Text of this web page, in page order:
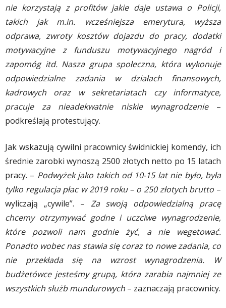
nie korzystają z profitów jakie daje ustawa o Policji,
takich jak m.in. wcześniejsza emerytura, wyższa
odprawa, zwroty kosztów dojazdu do pracy, dodatki
motywacyjne z funduszu motywacyjnego nagród i
zapomóg itd. Nasza grupa społeczna, która wykonuje
odpowiedzialne zadania w działach finansowych,
kadrowych oraz w sekretariatach czy informatyce,
pracuje za nieadekwatnie niskie wynagrodzenie–
podkreślają protestujący.
Jak wskazują cywilni pracownicy świdnickiej komendy, ich
średnie zarobki wynoszą 2500 złotych netto po 15 latach
pracy. – Podwyżek jako takich od 10-15 lat nie było, była
tylko regulacja płac w 2019 roku – o 250 złotych brutto –
wyliczają „cywile”. – Za swoją odpowiedzialną pracę
chcemy otrzymywać godne i uczciwe wynagrodzenie,
które pozwoli nam godnie żyć, a nie wegetować.
Ponadto wobec nas stawia się coraz to nowe zadania, co
nie przekłada się na wzrost wynagrodzenia. W
budżetówce jesteśmy grupą, która zarabia najmniej ze
wszystkich służb mundurowych – zaznaczają pracownicy.